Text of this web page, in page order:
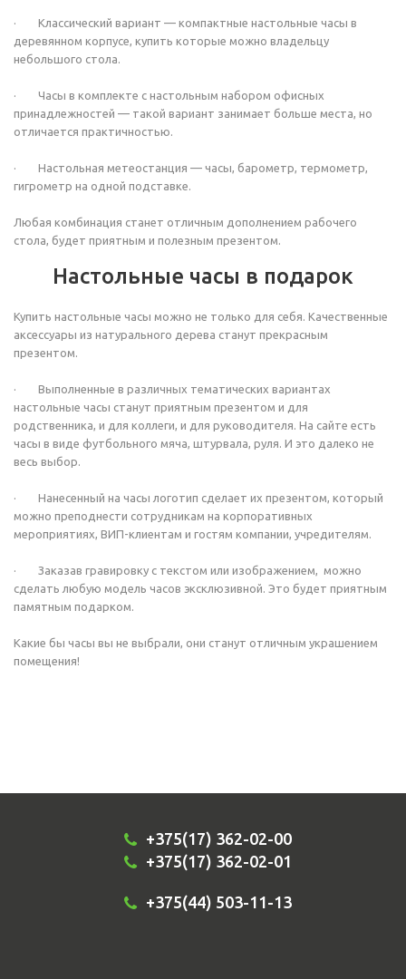
· Классический вариант — компактные настольные часы в
деревянном корпусе, купить которые можно владельцу
небольшого стола.
· Часы в комплекте с настольным набором офисных
принадлежностей — такой вариант занимает больше места, но
отличается практичностью.
· Настольная метеостанция — часы, барометр, термометр,
гигрометр на одной подставке.
Любая комбинация станет отличным дополнением рабочего
стола, будет приятным и полезным презентом.
Настольные часы в подарок
Купить настольные часы можно не только для себя. Качественные
аксессуары из натурального дерева станут прекрасным
презентом.
· Выполненные в различных тематических вариантах
настольные часы станут приятным презентом и для
родственника, и для коллеги, и для руководителя. На сайте есть
часы в виде футбольного мяча, штурвала, руля. И это далеко не
весь выбор.
· Нанесенный на часы логотип сделает их презентом, который
можно преподнести сотрудникам на корпоративных
мероприятиях, ВИП-клиентам и гостям компании, учредителям.
· Заказав гравировку с текстом или изображением, можно
сделать любую модель часов эксклюзивной. Это будет приятным
памятным подарком.
Какие бы часы вы не выбрали, они станут отличным украшением
помещения!
+375(17) 362-02-00
+375(17) 362-02-01
+375(44) 503-11-13